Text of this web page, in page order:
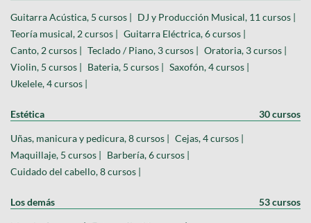
Guitarra Acústica, 5 cursos |
DJ y Producción Musical, 11 cursos |
Teoría musical, 2 cursos |
Guitarra Eléctrica, 6 cursos |
Canto, 2 cursos |
Teclado / Piano, 3 cursos |
Oratoria, 3 cursos |
Violin, 5 cursos |
Bateria, 5 cursos |
Saxofón, 4 cursos |
Ukelele, 4 cursos |
Estética 30 cursos
Uñas, manicura y pedicura, 8 cursos |
Cejas, 4 cursos |
Maquillaje, 5 cursos |
Barbería, 6 cursos |
Cuidado del cabello, 8 cursos |
Los demás 53 cursos